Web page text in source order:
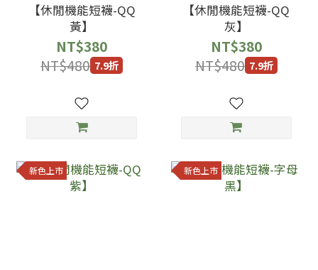
【休閒機能短襪-QQ
黃】
NT$380
NT$480 7.9折
【休閒機能短襪-QQ
灰】
NT$380
NT$480 7.9折
新色上市 新色上市